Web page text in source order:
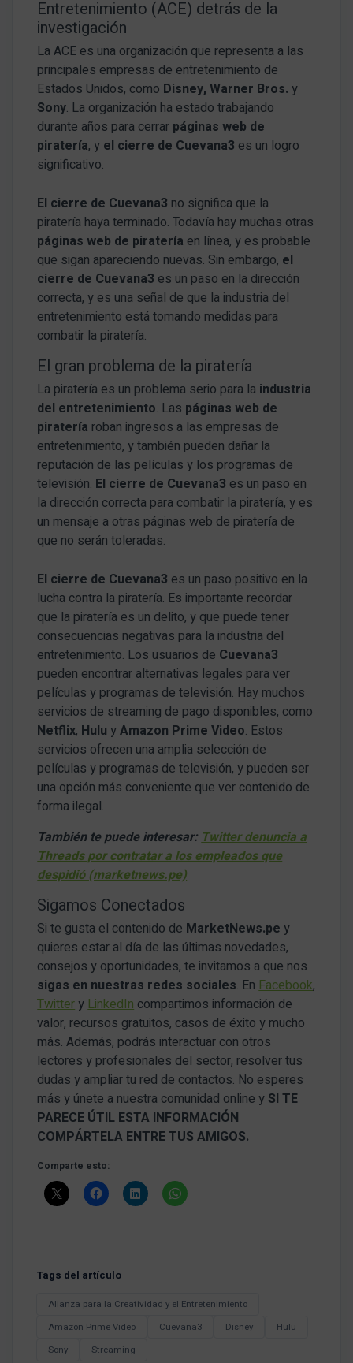
Entretenimiento (ACE) detrás de la
investigación
La ACE es una organización que representa a las
principales empresas de entretenimiento de
Estados Unidos, como Disney, Warner Bros. y
Sony. La organización ha estado trabajando
durante años para cerrar páginas web de
piratería, y el cierre de Cuevana3 es un logro
significativo.
El cierre de Cuevana3 no significa que la
piratería haya terminado. Todavía hay muchas otras
páginas web de piratería en línea, y es probable
que sigan apareciendo nuevas. Sin embargo, el
cierre de Cuevana3 es un paso en la dirección
correcta, y es una señal de que la industria del
entretenimiento está tomando medidas para
combatir la piratería.
El gran problema de la piratería
La piratería es un problema serio para la industria
del entretenimiento. Las páginas web de
piratería roban ingresos a las empresas de
entretenimiento, y también pueden dañar la
reputación de las películas y los programas de
televisión. El cierre de Cuevana3 es un paso en
la dirección correcta para combatir la piratería, y es
un mensaje a otras páginas web de piratería de
que no serán toleradas.
El cierre de Cuevana3 es un paso positivo en la
lucha contra la piratería. Es importante recordar
que la piratería es un delito, y que puede tener
consecuencias negativas para la industria del
entretenimiento. Los usuarios de Cuevana3
pueden encontrar alternativas legales para ver
películas y programas de televisión. Hay muchos
servicios de streaming de pago disponibles, como
Netflix, Hulu yAmazon Prime Video. Estos
servicios ofrecen una amplia selección de
películas y programas de televisión, y pueden ser
una opción más conveniente que ver contenido de
forma ilegal.
También te puede interesar: Twitter denuncia a
Threads por contratar a los empleados que
despidió (marketnews.pe)
Sigamos Conectados
Si te gusta el contenido de MarketNews.pe y
quieres estar al día de las últimas novedades,
consejos y oportunidades, te invitamos a que nos
sigas en nuestras redes sociales. En Facebook,
Twitter y LinkedIn compartimos información de
valor, recursos gratuitos, casos de éxito y mucho
más. Además, podrás interactuar con otros
lectores y profesionales del sector, resolver tus
dudas y ampliar tu red de contactos. No esperes
más y únete a nuestra comunidad online y SI TE
PARECE ÚTIL ESTA INFORMACIÓN
COMPÁRTELA ENTRE TUS AMIGOS.
Comparte esto:
Tags del artículo
Alianza para la Creatividad y el Entretenimiento
Amazon Prime Video
Cuevana3 Disney
Hulu
Sony
Streaming